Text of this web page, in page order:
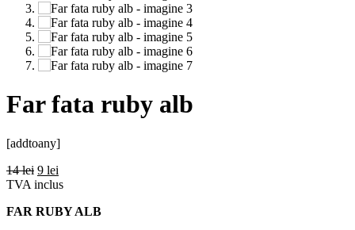
Far fata ruby alb
[addtoany]
14lei 9 lei
TVA inclus
FAR RUBY ALB